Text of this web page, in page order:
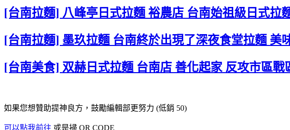
[台南拉麵] 八峰亭日式拉麵 裕農店 台南始祖級日式拉
[台南拉麵] 墨玖拉麵 台南終於出現了深夜食堂拉麵 美
[台南美食] 双赫日式拉麵 台南店 善化起家 反攻市區戰
如果您想贊助提神良方，鼓勵編輯部更努力 (低銷 50)
可以點我前往 或是掃 QR CODE